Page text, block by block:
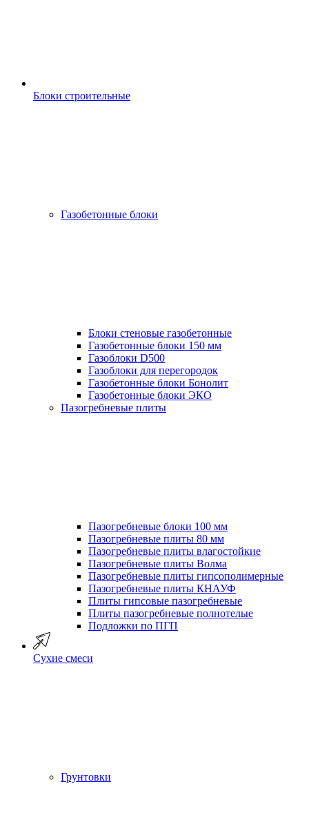
Блоки строительные
Газобетонные блоки
Блоки стеновые газобетонные
Газобетонные блоки 150 мм
Газоблоки D500
Газоблоки для перегородок
Газобетонные блоки Бонолит
Газобетонные блоки ЭКО
Пазогребневые плиты
Пазогребневые блоки 100 мм
Пазогребневые плиты 80 мм
Пазогребневые плиты влагостойкие
Пазогребневые плиты Волма
Пазогребневые плиты гипсополимерные
Пазогребневые плиты КНАУФ
Плиты гипсовые пазогребневые
Плиты пазогребневые полнотелые
Подложки по ПГП
Сухие смеси
Грунтовки